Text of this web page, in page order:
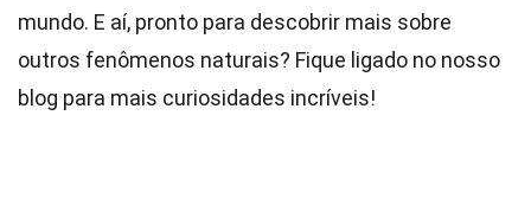
mundo. E aí, pronto para descobrir mais sobre
outros fenômenos naturais? Fique ligado no nosso
blog para mais curiosidades incríveis!